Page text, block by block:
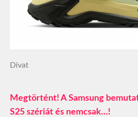
Divat
Megtörtént! A Samsung
S25 szériát és nemcsak…!